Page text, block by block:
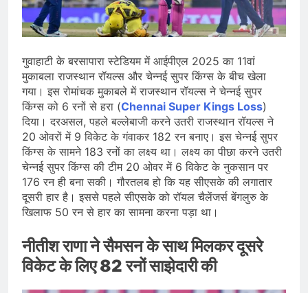
देशभर में विशेष कार्यक्रमों के जरिए भारतीय
बुनकरों और पारंपरिक वस्त्रों को मिलेगा बढ़ावा
August 2, 2026
प्रधानमंत्री नरेंद्र मोदी ने भोगापुरम
आंध्र प्रदेश में ₹18,000 करोड़ की विकास
परियोजनाओं की शुरुआत
August 2, 2026
केंद्र सरकार ने विस्तारित Khelo India
Scheme को मंजूरी दी, खेल ढाँचे को मजबूत
करने के लिए ₹36,441 करोड़ का बड़ा
प्रावधान
August 1, 2026
गुवाहाटी के बरसापारा स्टेडियम में आईपीएल 2025 का 11वां
मुकाबला राजस्थान रॉयल्स और चेन्नई सुपर किंग्स के बीच खेला
गया। इस रोमांचक मुकाबले में राजस्थान रॉयल्स ने चेन्नई सुपर
किंग्स को 6 रनों से हरा (Chennai Super Kings Loss)
दिया। दरअसल, पहले बल्लेबाजी करने उतरी राजस्थान रॉयल्स ने
20 ओवरों में 9 विकेट के गंवाकर 182 रन बनाए। इस चेन्नई सुपर
किंग्स के सामने 183 रनों का लक्ष्य था। लक्ष्य का पीछा करने उतरी
चेन्नई सुपर किंग्स की टीम 20 ओवर में 6 विकेट के नुकसान पर
176 रन ही बना सकी। गौरतलब हो कि यह सीएसके की लगातार
दूसरी हार है। इससे पहले सीएसके को रॉयल चैलेंजर्स बेंगलुरु के
खिलाफ 50 रन से हार का सामना करना पड़ा था।
नीतीश राणा ने सैमसन के साथ मिलकर दूसरे
विकेट के लिए 82 रनों साझेदारी की